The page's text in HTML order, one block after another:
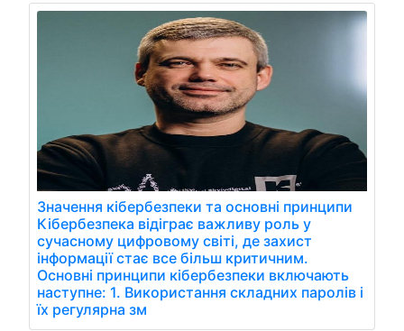
Значення кібербезпеки та основні принципи
Кібербезпека відіграє важливу роль у
сучасному цифровому світі, де захист
інформації стає все більш критичним.
Основні принципи кібербезпеки включають
наступне: 1. Використання складних паролів і
їх регулярна зм